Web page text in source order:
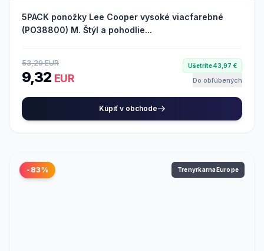
5PACK ponožky Lee Cooper vysoké viacfarebné
(PO38800) M. Štýl a pohodlie...
53,29 EUR
9,32 EUR
Ušetríte 43,97 €
Do obľúbených
Kúpiť v obchode
-83% TrenyrkarnaEurope